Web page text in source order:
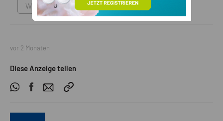
Wohnung
vor 2 Monaten
Diese Anzeige teilen